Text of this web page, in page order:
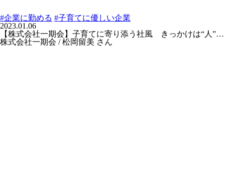
#企業に勤める #子育てに優しい企業
2023.01.06
【株式会社一期会】子育てに寄り添う社風 きっかけは“人”…
株式会社一期会 / 松岡留美 さん